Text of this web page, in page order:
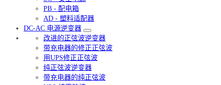
PB - 配电箱
AD - 塑料适配器
DC-AC 电源逆变器
改进的正弦波逆变器
带充电器的修正正弦波
用UPS修正正弦波
纯正弦波逆变器
带充电器的纯正弦波